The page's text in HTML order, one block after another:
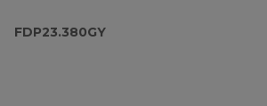
FDP23.380GY